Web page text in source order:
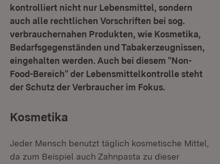
kontrolliert nicht nur Lebensmittel, sondern
auch alle rechtlichen Vorschriften bei sog.
verbrauchernahen Produkten, wie Kosmetika,
Bedarfsgegenständen und Tabakerzeugnissen,
eingehalten werden. Auch bei diesem "Non-
Food-Bereich" der Lebensmittelkontrolle steht
der Schutz der Verbraucher im Fokus.
Kosmetika
Jeder Mensch benutzt täglich kosmetische Mittel,
da zum Beispiel auch Zahnpasta zu dieser